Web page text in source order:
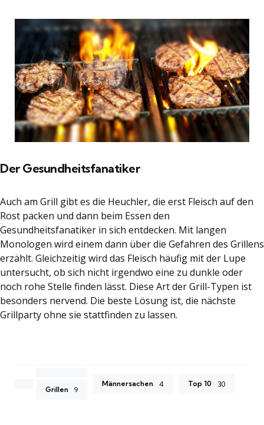
Der Gesundheitsfanatiker
Auch am Grill gibt es die Heuchler, die erst Fleisch auf den
Rost packen und dann beim Essen den
Gesundheitsfanatiker in sich entdecken. Mit langen
Monologen wird einem dann über die Gefahren des Grillens
erzählt. Gleichzeitig wird das Fleisch häufig mit der Lupe
untersucht, ob sich nicht irgendwo eine zu dunkle oder
noch rohe Stelle finden lässt. Diese Art der Grill-Typen ist
besonders nervend. Die beste Lösung ist, die nächste
Grillparty ohne sie stattfinden zu lassen.
Grillen 9
Männersachen 4 Top 10 30